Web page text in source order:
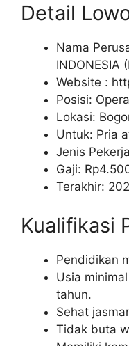
Detail
Nama
INDONESIA
Website :
Posisi:
Lokasi:
Untuk: Pria
Jenis
Gaji: Rp
Terakhir:
Kualifikasi
Pendidikan
Usia
tahun.
Sehat
Tidak buta